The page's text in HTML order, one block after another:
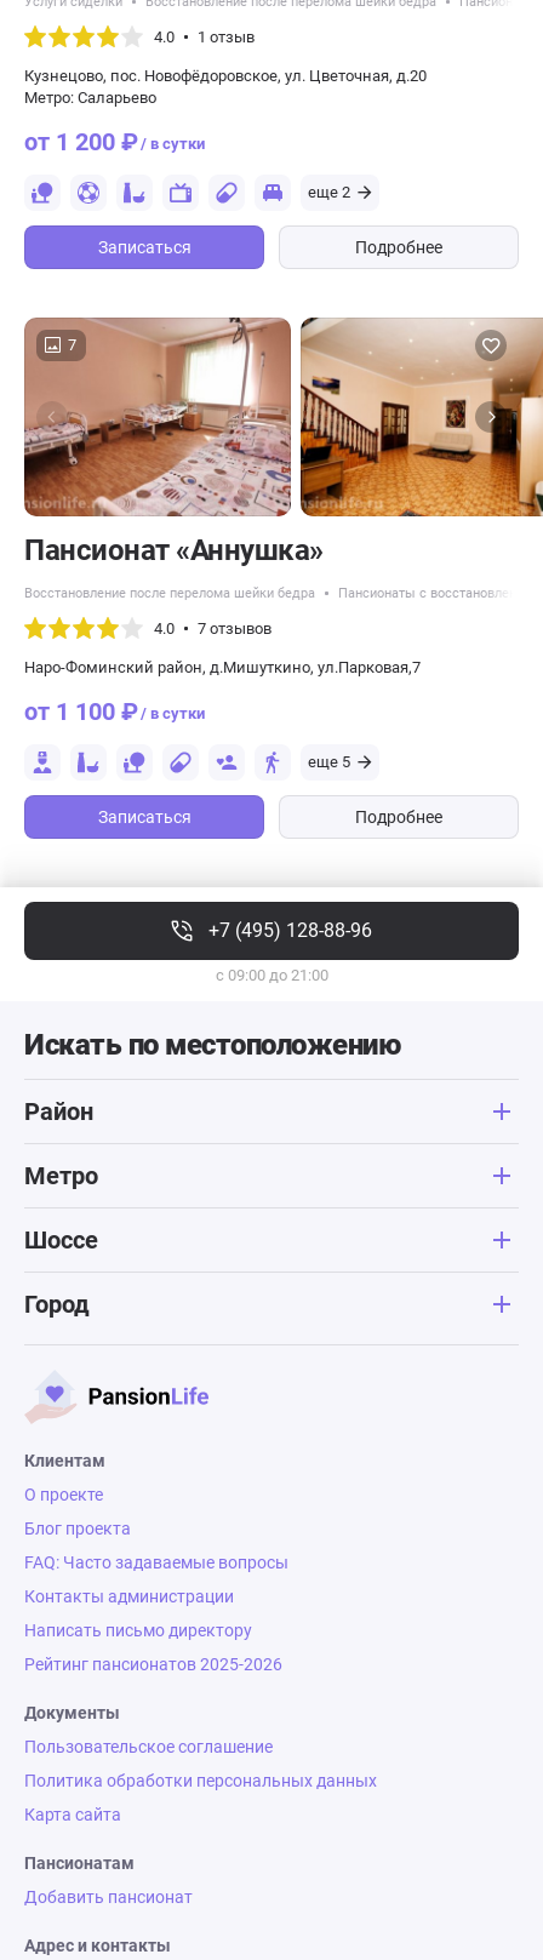
4.0 1 отзыв
Кузнецово, пос. Новофёдоровское, ул. Цветочная, д.20
Метро: Саларьево
от 1 200 ₽/ в сутки
еще 2
Записаться Подробнее
7
Пансионат «Аннушка»
Восстановление после перелома шейки бедра Пансионаты с восстановлением
4.0 7 отзывов
Наро-Фоминский район, д.Мишуткино, ул.Парковая,7
от 1 100 ₽/ в сутки
еще 5
Записаться Подробнее
+7 (495) 128-88-96
с 09:00 до 21:00
Искать по местоположению
Район
Метро
Шоссе
Город
Клиентам
О проекте
Блог проекта
FAQ: Часто задаваемые вопросы
Контакты администрации
Написать письмо директору
Рейтинг пансионатов 2025-2026
Документы
Пользовательское соглашение
Политика обработки персональных данных
Карта сайта
Пансионатам
Добавить пансионат
Адрес и контакты